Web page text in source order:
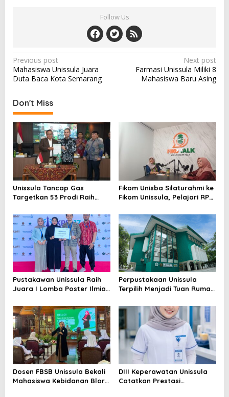
Follow Us
Post
navigation
Previous post
Mahasiswa Unissula Juara
Duta Baca Kota Semarang
Next post
Farmasi Unissula Miliki 8
Mahasiswa Baru Asing
Don't Miss
Unissula Tancap Gas
Targetkan 53 Prodi Raih
ACQUIN Lewat Jalur Fast
Track
Fikom Unisba Silaturahmi ke
Fikom Unissula, Pelajari RPL
Laboratorium Unggulan
Pustakawan Unissula Raih
Juara I Lomba Poster Ilmiah
Perpustakaan Unissula
Terpilih Menjadi Tuan Rumah
Dosen FBSB Unissula Bekali
Mahasiswa Kebidanan Blora
DIII Keperawatan Unissula
Catatkan Prestasi